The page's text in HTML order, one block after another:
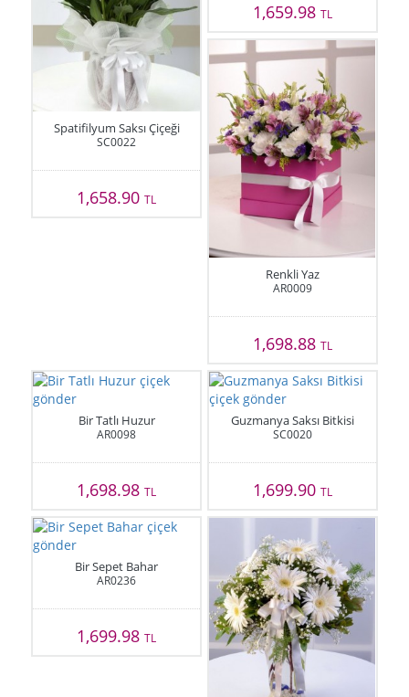
Spatifilyum Saksı Çiçeği
SC0022
1,658.90TL
1,659.98 TL
Renkli Yaz
AR0009
1,698.88 TL
Bir Tatlı Huzur
AR0098
1,698.98TL
Guzmanya Saksı Bitkisi
SC0020
1,699.90 TL
Bir Sepet Bahar
AR0236
1,699.98TL